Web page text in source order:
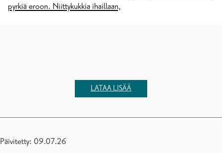
pyrkiä eroon. Niittykukkia ihaillaan,
LATAA LISÄÄ
Päivitetty: 09.07.26